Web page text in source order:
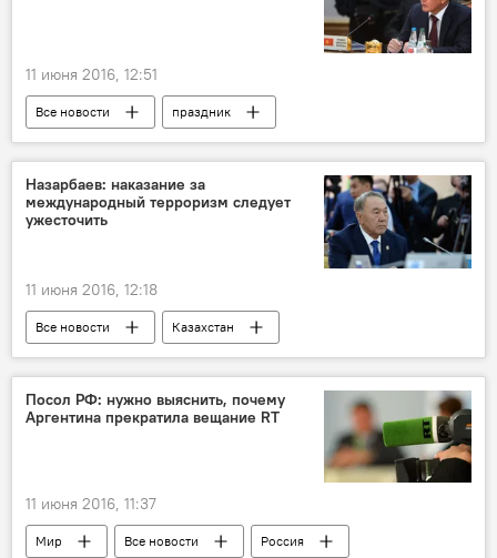
11 июня 2016, 12:51
Все новости
праздник
Центральная Азия
Россия
Назарбаев: наказание за
международный терроризм следует
ужесточить
11 июня 2016, 12:18
Все новости
Казахстан
Центральная Азия
Посол РФ: нужно выяснить, почему
Аргентина прекратила вещание RT
11 июня 2016, 11:37
Мир Все новости
Россия